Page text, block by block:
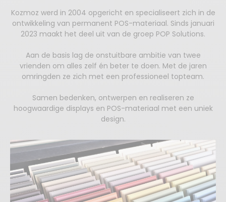
Kozmoz werd in 2004 opgericht en specialiseert zich in de
ontwikkeling van permanent POS-materiaal. Sinds januari
2023 maakt het deel uit van de groep POP Solutions.
Aan de basis lag de onstuitbare ambitie van twee
vrienden om alles zelf én beter te doen. Met de jaren
omringden ze zich met een professioneel topteam.
Samen bedenken, ontwerpen en realiseren ze
hoogwaardige displays en POS-materiaal met een uniek
design.